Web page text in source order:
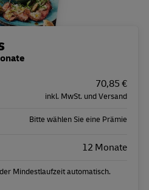
70,85 €
inkl. MwSt. und Versand
Bitte wählen Sie eine Prämie
12 Monate
Mindestlaufzeit automatisch.